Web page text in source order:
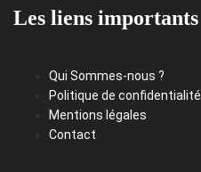
Les liens importants
Qui Sommes-nous ?
Politique de confidentialité
Mentions légales
Contact